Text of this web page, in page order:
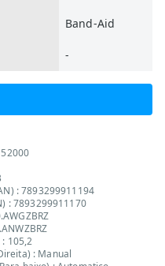
Band-Aid
-
: 7893299911194
: 7893299911170
105,2
: Manual